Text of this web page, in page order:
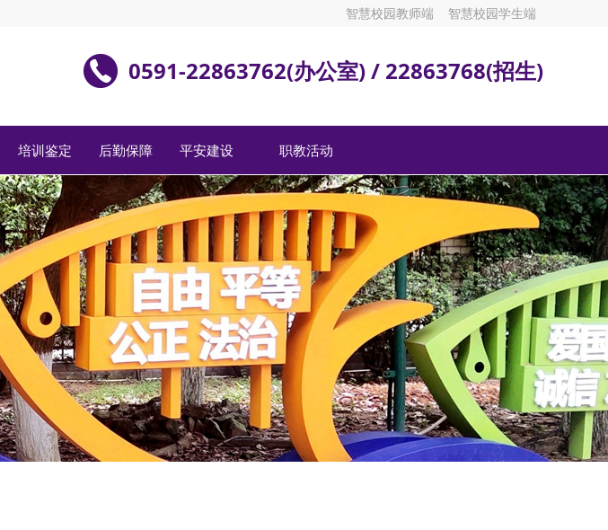
智慧校园教师端 智慧校园学生端
0591-22863762(办公室) / 22863768(招生)
培训鉴定 后勤保障 平安建设 职教活动